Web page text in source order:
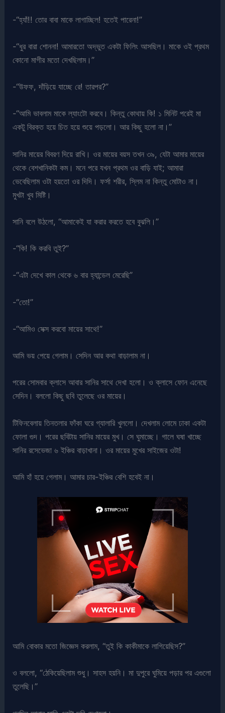
-“হ্যাঁ!! তোর বাবা মাকে লাগাচ্ছিল! হতেই পারেনা!”
-“ধুর বারা শোননা! আমারতো অদ্ভুত একটা ফিলিং আসছিল। মাকে ওই প্রথম
কোনো মাগীর মতো দেখছিলাম।”
-“উফফ, দাঁড়িয়ে যাচ্ছে রে! তারপর?”
-“আমি ভাবলাম মাকে ল্যাংটো করবে। কিন্তু কোথায় কি! ১ মিনিট পরেই মা
একটু বিরক্ত হয়ে চিত হয়ে শুয়ে পড়লো। আর কিছু হলো না।”
সানির মায়ের বিবরণ দিয়ে রাখি। ওর মায়ের বয়স তখন ৩৯, যেটা আমার মায়ের
থেকে বেশখানিকটা কম। মনে পরে যখন প্রথম ওর বাড়ি যাই; আমারা
ভেবেছিলাম ওটা হয়তো ওর দিদি। ফর্সা শরীর, স্লিম না কিন্তু মোটাও না।
মুখটা খুব মিষ্টি।
সানি বলে উঠলো, “আমাকেই যা করার করতে হবে বুঝলি।”
-“কি! কি করবি তুই?”
-“এটা দেখে কাল থেকে ৬ বার হ্যান্ডেল মেরেছি”
-“তো!”
-“আমিও সেক্স করবো মায়ের সাথে!”
আমি ভয় পেয়ে গেলাম। সেদিন আর কথা বাড়ালাম না।
পরের সোমবার ক্লাসে আবার সানির সাথে দেখা হলো। ও ক্লাসে ফোন এনেছে
সেদিন। বললো কিছু ছবি তুলেছে ওর মায়ের।
টিফিনবেলায় তিনতলার ফাঁকা ঘরে গ্যালারি খুললো। দেখলাম লোমে ঢাকা একটা
ফোলা গুদ। পরের ছবিটায় সানির মায়ের মুখ। সে ঘুমাচ্ছে। গালে ঘষা খাচ্ছে
সানির রসেভেজা ৬ ইঞ্চির বাড়াখানা। ওর মায়ের মুখের সাইজের ওটা!
আমি হাঁ হয়ে গেলাম। আমার চার-ইঞ্চির বেশি হবেই না।
আমি বোকার মতো জিজ্ঞেস করলাম, “তুই কি কাকীমাকে লাগিয়েছিস?”
ও বললো, “ঠেকিয়েছিলাম শুধু। সাহস হয়নি। মা দুপুরে ঘুমিয়ে পড়ার পর এগুলো
তুলেছি।”